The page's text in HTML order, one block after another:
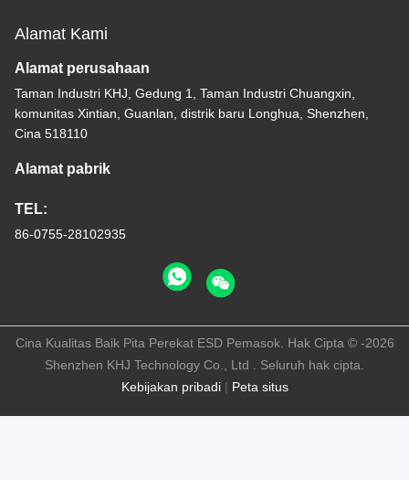
Alamat Kami
Alamat perusahaan
Taman Industri KHJ, Gedung 1, Taman Industri Chuangxin,
komunitas Xintian, Guanlan, distrik baru Longhua, Shenzhen,
Cina 518110
Alamat pabrik
TEL:
86-0755-28102935
Kebijakan pribadi| Peta situs
Cina Kualitas Baik Pita Perekat ESD Pemasok. Hak Cipta © -2026
Shenzhen KHJ Technology Co., Ltd . Seluruh hak cipta.